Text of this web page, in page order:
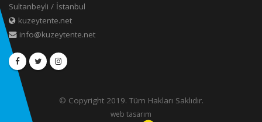
Sultanbeyli / İstanbul
kuzeytente.net
info@kuzeytente.net
© Copyright 2019. Tüm Hakları Saklıdır.
web tasarım